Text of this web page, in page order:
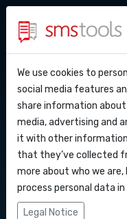
API Docs
Webhooks
Intégrations
Zapier
Pourquoi
Blog
Service level
Contact
Demander une
masse
Logiciel de
d'API SMS pour
We use cookies to
social media features
share information about
media, advertising and
it with other
that they’ve collected
more about who we
process personal data in
Legal Notice